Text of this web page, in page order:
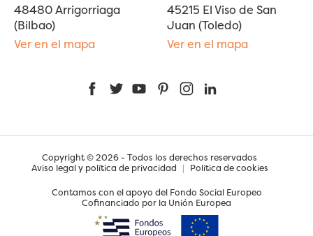
48480 Arrigorriaga
(Bilbao)
Ver en el mapa
45215 El Viso de San
Juan (Toledo)
Ver en el mapa
FacebookTwitterYouTubePinterestInstagram
Copyright © 2026 - Todos los derechos reservados
Aviso legal y política de privacidad | Política de cookies
Contamos con el apoyo del Fondo Social Europeo
Cofinanciado por la Unión Europea